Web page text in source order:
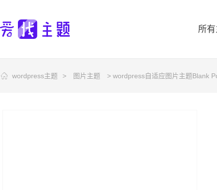
所
wordpress主题 > 图片主题 > wordpress自适应图片主题Blank